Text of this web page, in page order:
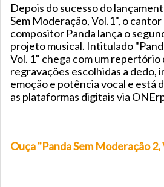
Depois do sucesso do
Sem Moderação, Vol.1", o cantor
compositor Panda lança o
projeto musical. Intitulado
Vol. 1" chega com um repertório
regravações escolhidas a dedo,
emoção e potência vocal e está
as plataformas digitais via
Ouça "Panda Sem Moderação 2,